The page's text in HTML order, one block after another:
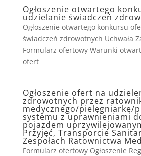
Ogłoszenie otwartego
udzielanie świadczeń
Ogłoszenie otwartego konkursu
świadczeń zdrowotnych Uchwała
Formularz ofertowy Warunki
ofert
Ogłoszenie ofert na
zdrowotnych przez
medycznego/pielęgniarkę/
systemu z uprawnieniami
pojazdem
Przyjęć, Transporcie
Zespołach Ratownictwa
Formularz ofertowy Ogłoszenie